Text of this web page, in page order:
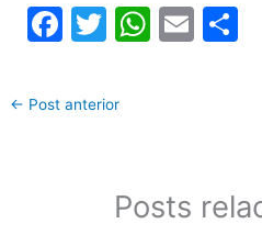
F
c
T
itt
W
p
E
← Post anterior
Posts